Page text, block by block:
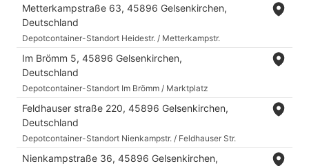
Metterkampstraße 63, 45896 Gelsenkirchen,
Deutschland
Depotcontainer-Standort Heidestr. / Metterkampstr.
Im Brömm 5, 45896 Gelsenkirchen,
Deutschland
Depotcontainer-Standort Im Brömm / Marktplatz
Feldhauser straße 220, 45896 Gelsenkirchen,
Deutschland
Depotcontainer-Standort Nienkampstr. / Feldhauser Str.
Nienkampstraße 36, 45896 Gelsenkirchen,